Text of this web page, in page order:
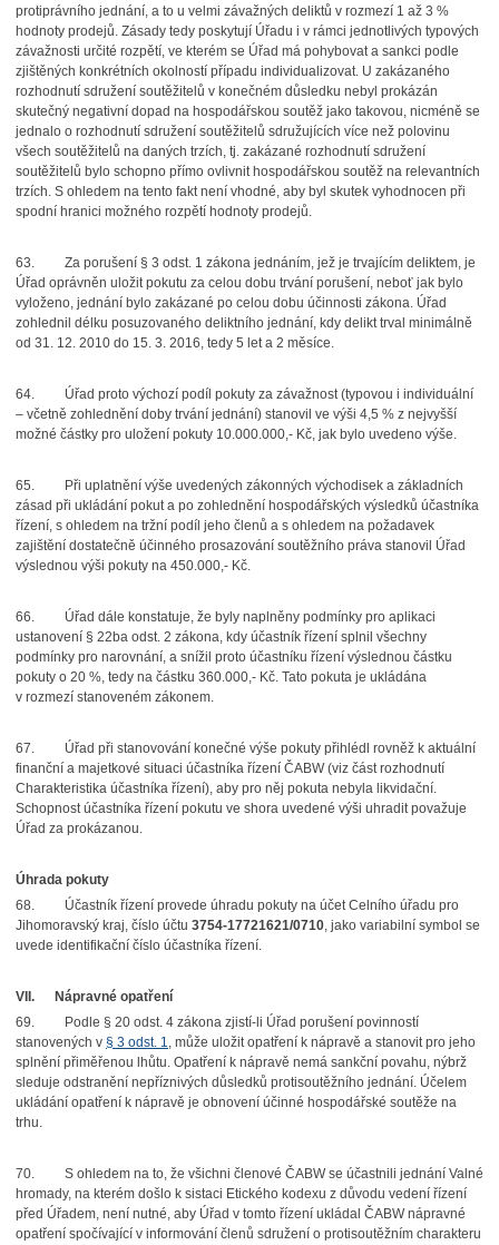
protiprávního jednání, a to u velmi závažných deliktů v rozmezí 1 až 3 %
hodnoty prodejů. Zásady tedy poskytují Úřadu i v rámci jednotlivých typových
závažnosti určité rozpětí, ve kterém se Úřad má pohybovat a sankci podle
zjištěných konkrétních okolností případu individualizovat. U zakázaného
rozhodnutí sdružení soutěžitelů v konečném důsledku nebyl prokázán
skutečný negativní dopad na hospodářskou soutěž jako takovou, nicméně se
jednalo o rozhodnutí sdružení soutěžitelů sdružujících více než polovinu
všech soutěžitelů na daných trzích, tj. zakázané rozhodnutí sdružení
soutěžitelů bylo schopno přímo ovlivnit hospodářskou soutěž na relevantních
trzích. S ohledem na tento fakt není vhodné, aby byl skutek vyhodnocen při
spodní hranici možného rozpětí hodnoty prodejů.
63.
Za porušení § 3 odst. 1 zákona jednáním, jež je trvajícím deliktem, je
Úřad oprávněn uložit pokutu za celou dobu trvání porušení, neboť jak bylo
vyloženo, jednání bylo zakázané po celou dobu účinnosti zákona. Úřad
zohlednil délku posuzovaného deliktního jednání, kdy delikt trval minimálně
od 31. 12. 2010 do 15. 3. 2016, tedy 5 let a 2 měsíce.
64.
Úřad proto výchozí podíl pokuty za závažnost (typovou i individuální
– včetně zohlednění doby trvání jednání) stanovil ve výši 4,5 % z nejvyšší
možné částky pro uložení pokuty 10.000.000,- Kč, jak bylo uvedeno výše.
65.
Při uplatnění výše uvedených zákonných východisek a základních
zásad při ukládání pokut a po zohlednění hospodářských výsledků účastníka
řízení, s ohledem na tržní podíl jeho členů a s ohledem na požadavek
zajištění dostatečně účinného prosazování soutěžního práva stanovil Úřad
výslednou výši pokuty na 450.000,- Kč.
66.
Úřad dále konstatuje, že byly naplněny podmínky pro aplikaci
ustanovení § 22ba odst. 2 zákona, kdy účastník řízení splnil všechny
podmínky pro narovnání, a snížil proto účastníku řízení výslednou částku
pokuty o 20 %, tedy na částku 360.000,- Kč. Tato pokuta je ukládána
v rozmezí stanoveném zákonem.
67.
Úřad při stanovování konečné výše pokuty přihlédl rovněž k aktuální
finanční a majetkové situaci účastníka řízení ČABW (viz část rozhodnutí
Charakteristika účastníka řízení), aby pro něj pokuta nebyla likvidační.
Schopnost účastníka řízení pokutu ve shora uvedené výši uhradit považuje
Úřad za prokázanou.
Úhrada pokuty
68.
Účastník řízení provede úhradu pokuty na účet Celního úřadu pro
Jihomoravský kraj, číslo účtu 3754-17721621/0710, jako variabilní symbol se
uvede identifikační číslo účastníka řízení.
VII.
Nápravné opatření
69.
Podle § 20 odst. 4 zákona zjistí-li Úřad porušení povinností
stanovených v § 3 odst. 1, může uložit opatření k nápravě a stanovit pro jeho
splnění přiměřenou lhůtu. Opatření k nápravě nemá sankční povahu, nýbrž
sleduje odstranění nepříznivých důsledků protisoutěžního jednání. Účelem
ukládání opatření k nápravě je obnovení účinné hospodářské soutěže na
trhu.
70.
S ohledem na to, že všichni členové ČABW se účastnili jednání Valné
hromady, na kterém došlo k sistaci Etického kodexu z důvodu vedení řízení
před Úřadem, není nutné, aby Úřad v tomto řízení ukládal ČABW nápravné
opatření spočívající v informování členů sdružení o protisoutěžním charakteru